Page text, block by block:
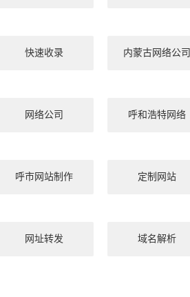
快速收录 内蒙古网络公司
网络公司 呼和浩特网络
呼市网站制作 定制网站
网址转发 域名解析